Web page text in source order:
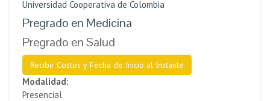
Universidad Cooperativa de Colombia
Pregrado en Medicina
Pregrado en Salud
Recibir Costos y Fecha de Inicio al Instante
Modalidad:
Presencial